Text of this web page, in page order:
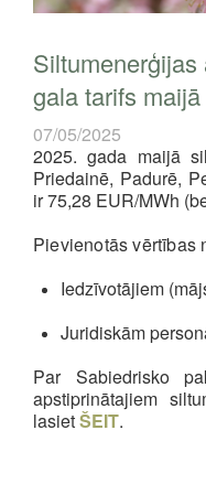
gala tarifs maijā
07/05/2025
2025. gada maijā
Priedainē, Padurē,
ir75,28 EUR/MWh
Pievienotās vērtības
Iedzīvotājiem
Juridiskām
Par Sabiedrisko
apstiprinātajiem
lasietŠEIT.